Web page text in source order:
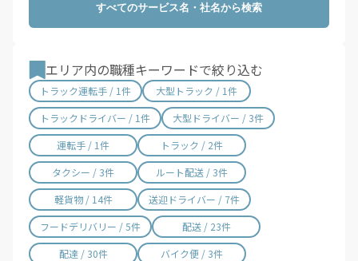
高知県 / 389件
福岡県 / 1,676件
宮崎県 / 312件
鹿児島県 / 487件
沖縄県 / 281件
すべてのサービス名・社名から検索
エリア内の職種キーワードで絞り込む
トラック運転手 / 1件
大型トラック / 1件
トラックドライバー / 1件
大型ドライバー / 3件
運転手 / 1件
トラック / 2件
タクシー / 3件
ルート配送 / 3件
軽貨物 / 14件
送迎ドライバー / 7件
フードデリバリー / 5件
配送 / 23件
配達 / 30件
バイク便 / 3件